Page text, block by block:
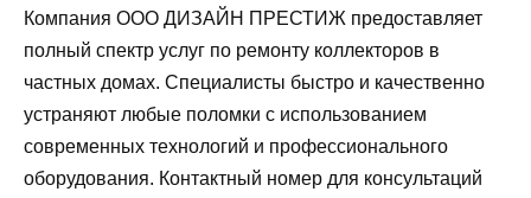
Компания ООО ДИЗАЙН ПРЕСТИЖ предоставляет
полный спектр услуг по ремонту коллекторов в
частных домах. Специалисты быстро и качественно
устраняют любые поломки с использованием
современных технологий и профессионального
оборудования. Контактный номер для консультаций